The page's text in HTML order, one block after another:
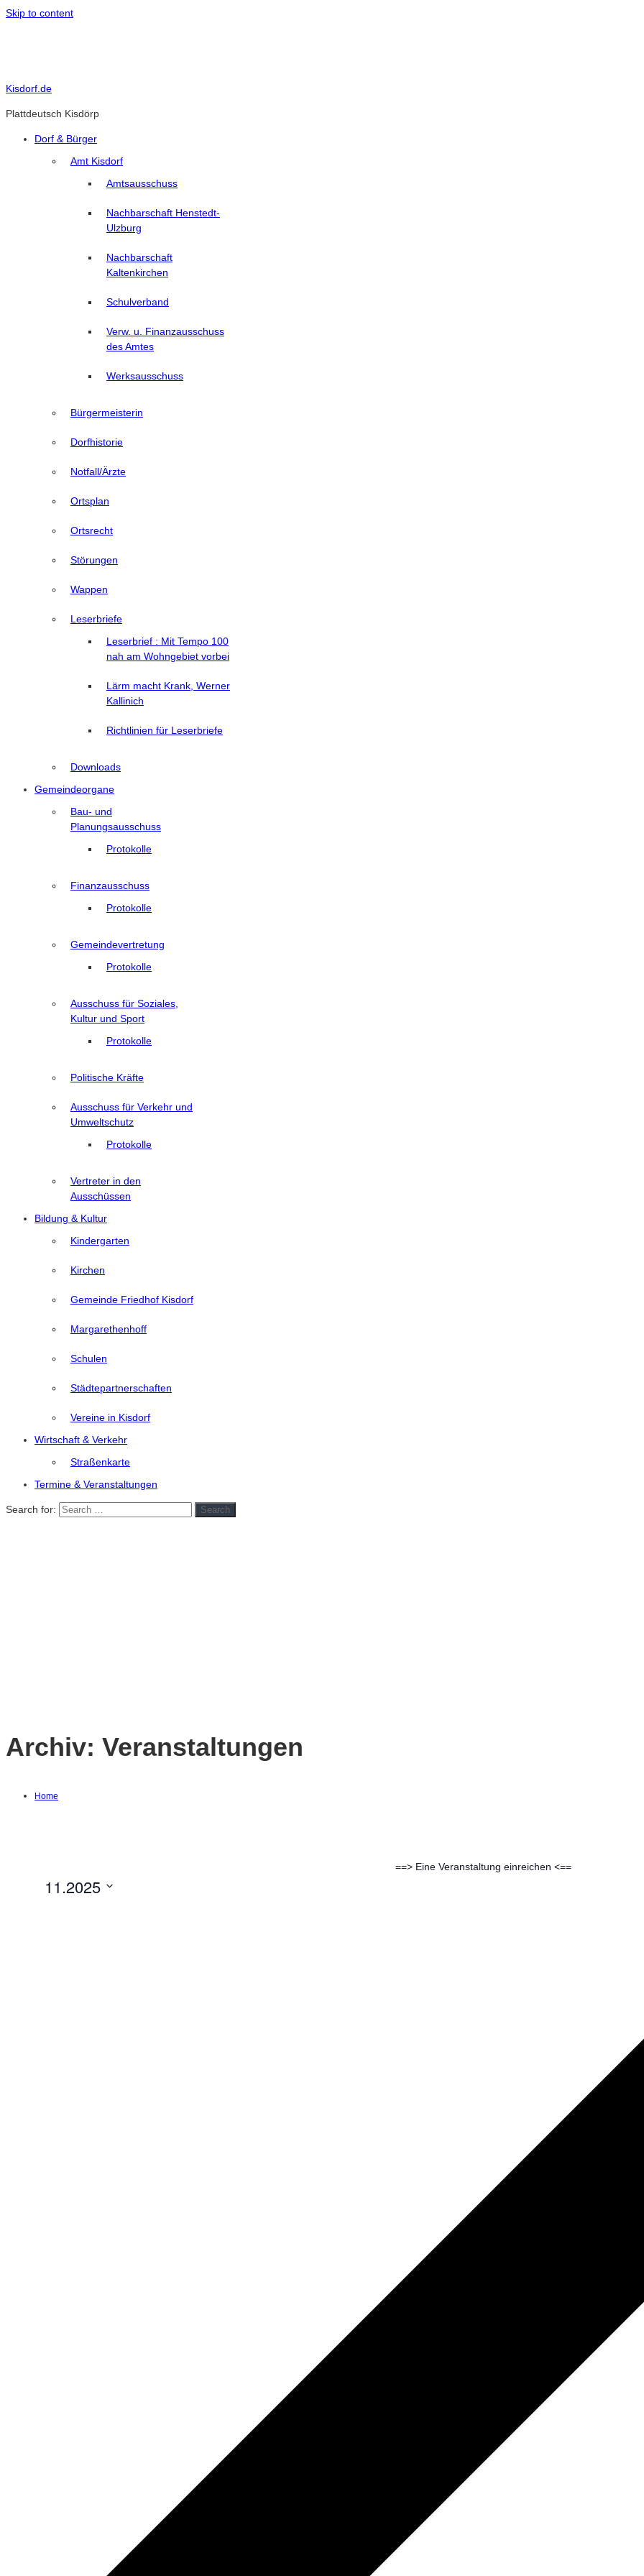
Skip to content
Kisdorf.de
Plattdeutsch Kisdörp
Dorf & Bürger
Amt Kisdorf
Amtsausschuss
Nachbarschaft Henstedt-
Ulzburg
Nachbarschaft
Kaltenkirchen
Schulverband
Verw. u. Finanzausschuss
des Amtes
Werksausschuss
Bürgermeisterin
Dorfhistorie
Notfall/Ärzte
Ortsplan
Ortsrecht
Störungen
Wappen
Leserbriefe
Leserbrief : Mit Tempo 100
nah am Wohngebiet vorbei
Lärm macht Krank, Werner
Kallinich
Richtlinien für Leserbriefe
Downloads
Gemeindeorgane
Bau- und
Planungsausschuss
Protokolle
Finanzausschuss
Protokolle
Gemeindevertretung
Protokolle
Ausschuss für Soziales,
Kultur und Sport
Protokolle
Politische Kräfte
Ausschuss für Verkehr und
Umweltschutz
Protokolle
Vertreter in den
Ausschüssen
Bildung & Kultur
Kindergarten
Kirchen
Gemeinde Friedhof Kisdorf
Margarethenhoff
Schulen
Städtepartnerschaften
Vereine in Kisdorf
Wirtschaft & Verkehr
Straßenkarte
Termine & Veranstaltungen
Search for: Search
Archiv: Veranstaltungen
Home
==> Eine Veranstaltung einreichen <==
11.2025